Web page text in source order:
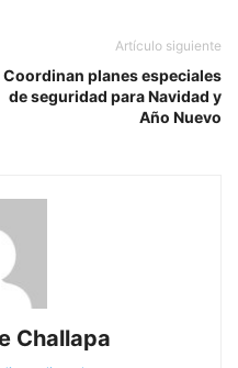
Artículo siguiente
Coordinan planes especiales
de seguridad para Navidad y
Año Nuevo
Challapa